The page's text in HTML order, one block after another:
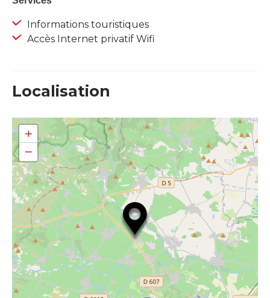
Informations touristiques
Accès Internet privatif Wifi
Localisation
+
−